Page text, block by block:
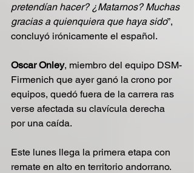
pretendían hacer? ¿Matarnos? Muchas
gracias a quienquiera que haya sido”,
concluyó irónicamente el español.
Oscar Onley, miembro del equipo DSM-
Firmenich que ayer ganó la crono por
equipos, quedó fuera de la carrera ras
verse afectada su clavícula derecha
por una caída.
Este lunes llega la primera etapa con
remate en alto en territorio andorrano.